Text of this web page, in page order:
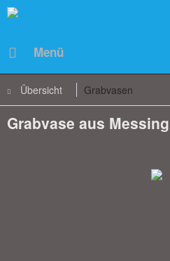
Menü
Übersicht Grabvasen
Grabvase aus